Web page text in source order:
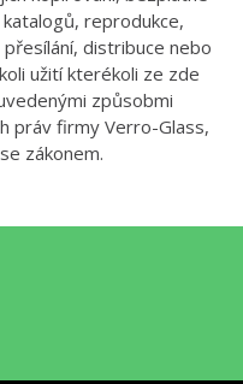
reprodukce,
distribuce nebo
užití kterékoli ze zde
způsobmi
práv firmy Verro-Glass,
zákonem.